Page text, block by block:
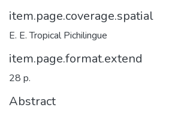
item.page.coverage.spatial
E. E. Tropical Pichilingue
item.page.format.extend
28 p.
Abstract